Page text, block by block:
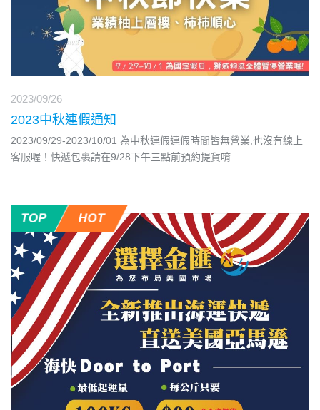
2023/09/26
2023中秋連假通知
2023/09/29-2023/10/01 為中秋連假連假時間皆無營業,也沒有線上
客服喔！快遞包裹請在9/28下午三點前預約提貨唷